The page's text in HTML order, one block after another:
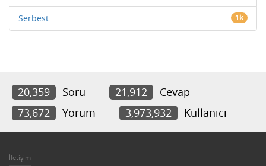
Serbest 1k
20,359 Soru 21,912
Cevap
73,672
Yorum 3,973,932 Kullanıcı
İletişim